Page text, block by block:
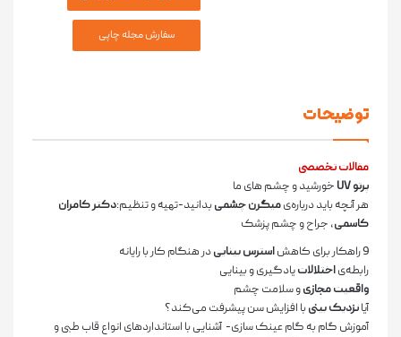
توضیحات
مقالات تخصصی
پرتوUVخورشید و چشم ­های ما
هر آنچه باید درباره‌­یمیگرن چشمیبدانید-تهیه و تنظیم:دکتر کامران
کاسمی، جراح و چشم پزشک
9 راهکار برای کاهش
استرس بیناییدر هنگام کار با رایانه
رابطه‌­یاختلالاتیادگیری و بینایی
واقعیت مجازیو سلامت چشم
آیانزدیک‌ بینیبا افزایش سن پیشرفت می‌کند؟
آموزش گام ­به ­گام عینک ­سازی- آشنایی با استانداردهای انواع قاب طبی و